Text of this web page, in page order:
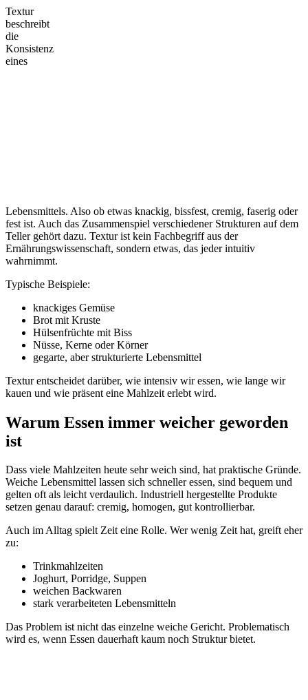
Textur
beschreibt
die
Konsistenz
eines
Lebensmittels. Also ob etwas knackig, bissfest, cremig, faserig oder
fest ist. Auch das Zusammenspiel verschiedener Strukturen auf dem
Teller gehört dazu. Textur ist kein Fachbegriff aus der
Ernährungswissenschaft, sondern etwas, das jeder intuitiv
wahrnimmt.
Typische Beispiele:
knackiges Gemüse
Brot mit Kruste
Hülsenfrüchte mit Biss
Nüsse, Kerne oder Körner
gegarte, aber strukturierte Lebensmittel
Textur entscheidet darüber, wie intensiv wir essen, wie lange wir
kauen und wie präsent eine Mahlzeit erlebt wird.
Warum Essen immer weicher geworden
ist
Dass viele Mahlzeiten heute sehr weich sind, hat praktische Gründe.
Weiche Lebensmittel lassen sich schneller essen, sind bequem und
gelten oft als leicht verdaulich. Industriell hergestellte Produkte
setzen genau darauf: cremig, homogen, gut kontrollierbar.
Auch im Alltag spielt Zeit eine Rolle. Wer wenig Zeit hat, greift eher
zu:
Trinkmahlzeiten
Joghurt, Porridge, Suppen
weichen Backwaren
stark verarbeiteten Lebensmitteln
Das Problem ist nicht das einzelne weiche Gericht. Problematisch
wird es, wenn Essen dauerhaft kaum noch Struktur bietet.